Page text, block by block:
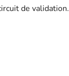
de validation.